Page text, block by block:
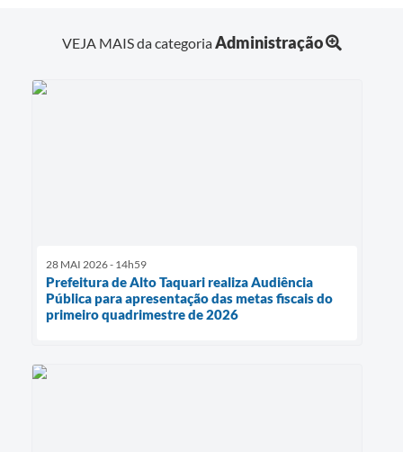
VEJA MAIS da categoriaAdministração
28 MAI 2026 - 14h59
Prefeitura de Alto Taquari realiza Audiência
Pública para apresentação das metas fiscais do
primeiro quadrimestre de 2026